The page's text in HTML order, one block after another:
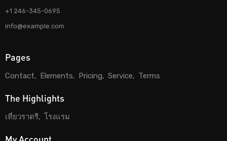
+1 246-345-0695
info@example.com
Pages
Contact Elements Pricing Service Terms
The Highlights
เที่ยวราตรี โรงแรม